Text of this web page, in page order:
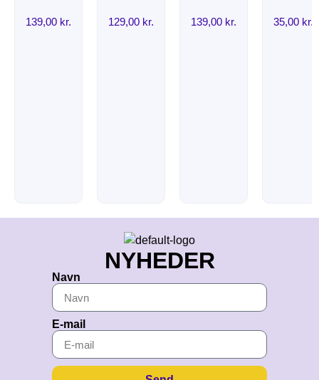
139,00 kr. 129,00 kr. 139,00 kr. 35,00 kr.
NYHEDER
Navn
E-mail